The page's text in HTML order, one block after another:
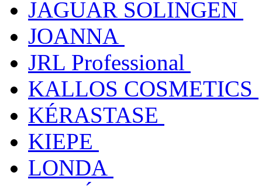
JAGUAR SOLINGEN
JOANNA
JRL Professional
KALLOS COSMETICS
KÉRASTASE
KIEPE
LONDA